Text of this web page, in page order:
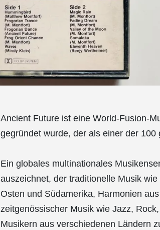
Ancient Future ist eine World-Fusion-
gegründet wurde, der als einer der
Ein globales multinationales
auszeichnet, der traditionelle Musik
Osten und Südamerika, Harmonien
zeitgenössischer Musik wie Jazz,
Musikern aus verschiedenen Ländern